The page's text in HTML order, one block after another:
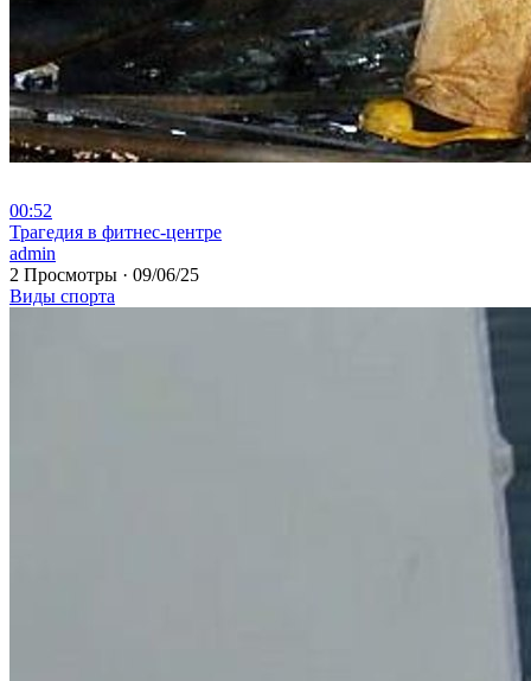
00:52
⁣Трагедия в фитнес-центре
admin
2 Просмотры · 09/06/25
Виды спорта